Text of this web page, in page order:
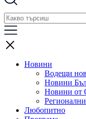
Новини
Водещи
Новини
Новини от
Любопитно